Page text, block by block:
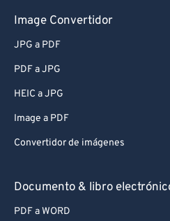
Image Convertidor
JPG a PDF
PDF a JPG
HEIC a JPG
Image a PDF
Convertidor de imágenes
Documento & libro
PDF a WORD